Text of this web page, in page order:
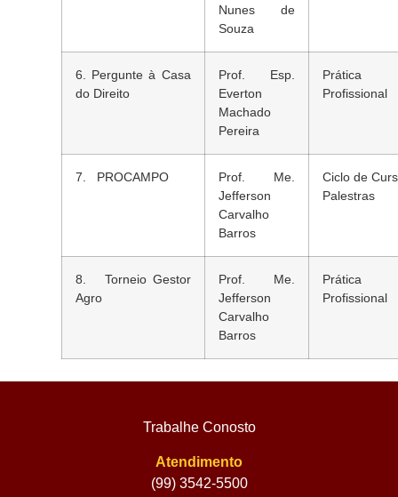
Nunes de
Souza
6. Pergunte à Casa
do Direito
Prof. Esp.
Everton
Machado
Pereira
Prática
Profissional
7. PROCAMPO
Prof. Me.
Jefferson
Carvalho
Barros
Ciclo de
Palestras
8. Torneio Gestor
Agro
Prof. Me.
Jefferson
Carvalho
Barros
Prática
Profissional
Trabalhe Conosto
Atendimento
(99) 3542-5500